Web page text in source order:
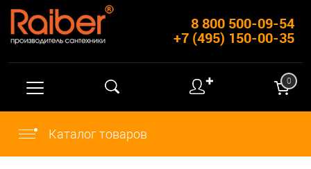
8 800 500-09-54
+7 (495) 150-00-35
✚ 0
Каталог товаров